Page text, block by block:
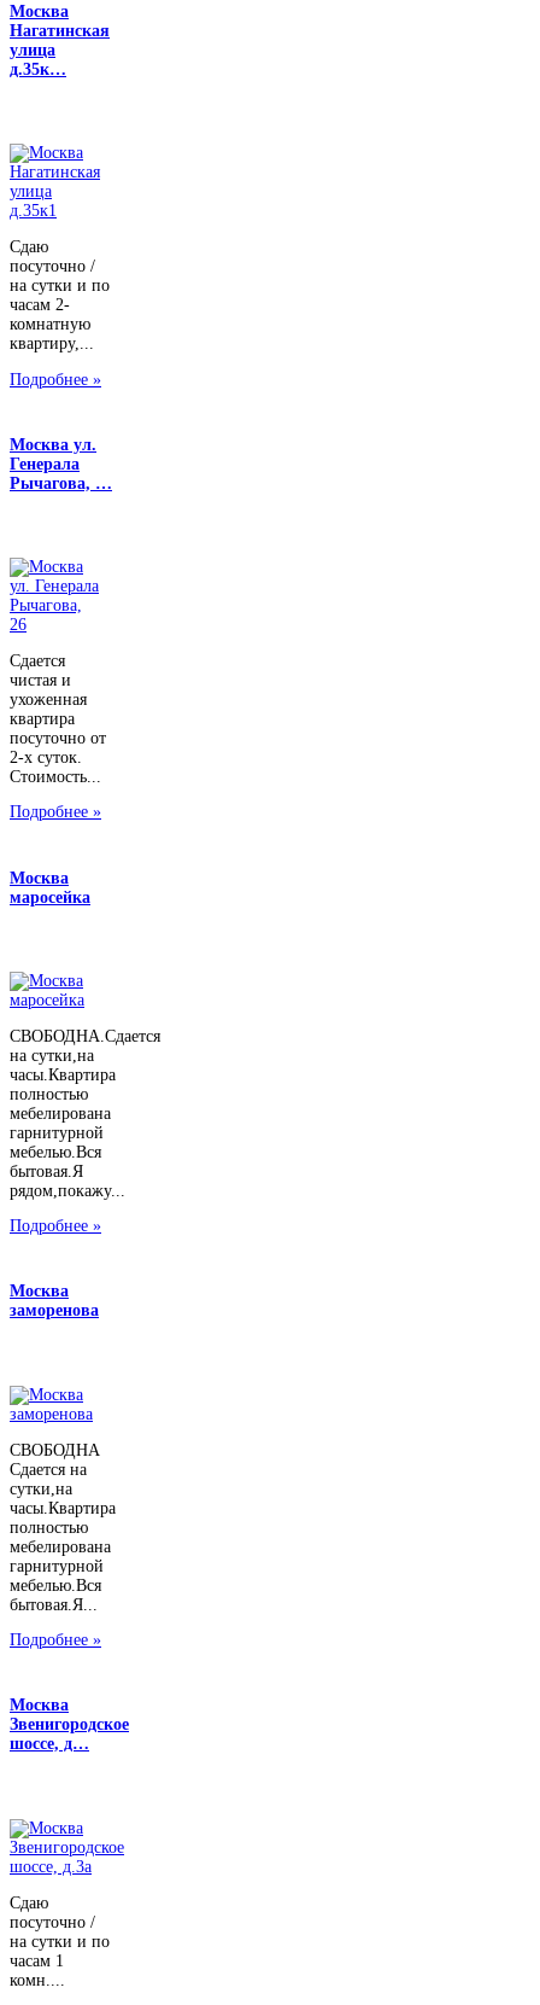
Москва
Нагатинская
улица
д.35к…
Сдаю
посуточно /
на сутки и по
часам 2-
комнатную
квартиру,...
Подробнее »
Москва ул.
Генерала
Рычагова, …
Сдается
чистая и
ухоженная
квартира
посуточно от
2-х суток.
Стоимость...
Подробнее »
Москва
маросейка
СВОБОДНА.Сдается
на сутки,на
часы.Квартира
полностью
мебелирована
гарнитурной
мебелью.Вся
бытовая.Я
рядом,покажу...
Подробнее »
Москва
заморенова
СВОБОДНА
Сдается на
сутки,на
часы.Квартира
полностью
мебелирована
гарнитурной
мебелью.Вся
бытовая.Я...
Подробнее »
Москва
Звенигородское
шоссе, д…
Сдаю
посуточно /
на сутки и по
часам 1
комн....